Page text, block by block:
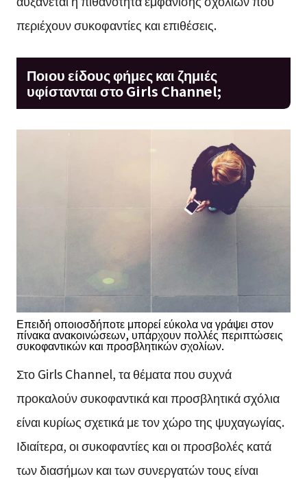
περιέχουν συκοφαντίες και επιθέσεις.
Ποιου είδους φήμες και ζημιές
υφίστανται στο Girls Channel;
Επειδή οποιοσδήποτε μπορεί εύκολα να γράψει στον
πίνακα ανακοινώσεων, υπάρχουν πολλές περιπτώσεις
συκοφαντικών και προσβλητικών σχολίων.
Στο Girls Channel, τα θέματα που συχνά
προκαλούν συκοφαντικά και προσβλητικά σχόλια
είναι κυρίως σχετικά με τον χώρο της ψυχαγωγίας.
Ιδιαίτερα, οι συκοφαντίες και οι προσβολές κατά
των διασήμων και των συνεργατών τους είναι